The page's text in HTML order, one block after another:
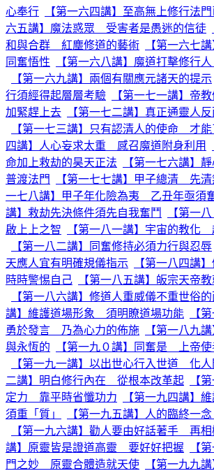
心奉行
【第一六四講】至高無上修行法
六五講】魔法惑眾 受害者是愚迷的信徒
和與合群 紅塵修道的藝術
【第一六七
同奮悟性
【第一六八講】魔道打擊修行
【第一六九講】兩個有關應元諸天的提示
行須經得起層層考驗
【第一七一講】帝
加緊趕上去
【第一七二講】真正通靈人
【第一七三講】只有認清人的使命 才能
四講】人心妄求太重 感召魔道附身利用
命加上救劫的昊天正法
【第一七六講】
普渡法門
【第一七七講】甲子總清 先
一七八講】甲子年化險為夷 乙丑年亟須
講】救劫先決條件須先自我奮鬥
【第一
啟上上之智
【第一八一講】宇宙的教化
【第一八二講】同奮修持必須力行與忍辱
天應人宜有明確規儀指示
【第一八四講
時時警惕自己
【第一八五講】皈宗天帝
【第一八六講】修道人重威儀不重世俗
講】維護道場形象 須明瞭道場功能
【
勇於發言 乃為心力的佈施
【第一八九
與永恆的
【第一九０講】同奮是 上帝
【第一九一講】以出世心行入世道 化人
二講】明白修行內在 從根本改革起
【
定力 靠平時省懺功力
【第一九四講】
須重「質」
【第一九五講】人的臨終一
【第一九六講】勸人要由好話著手 再
講】原靈皆是證道高靈 要好好把握
【
門之妙 原靈合體造就天使
【第一九九